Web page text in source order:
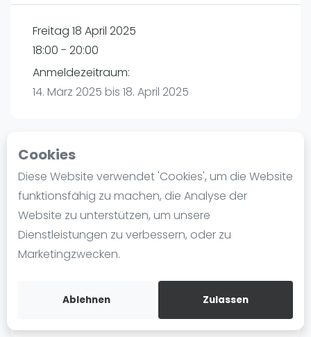
Cookies
Diese Website verwendet 'Cookies', um die Website
funktionsfähig zu machen, die Analyse der
Website zu unterstützen, um unsere
Dienstleistungen zu verbessern, oder zu
Marketingzwecken.
Ablehnen Zulassen
Ranking
Männer
Frauen
Blog
Die Geschichte von Padel
Regeln und Punktzählung
Padel Schläge
Video
Freitag 18 April 2025
18:00 - 20:00
Anmeldezeitraum:
14. März 2025 bis 18. April 2025
Playtomic (Abgesagt))
Padelon Karlsruhe | Eggenstein-
Leopoldshafen
Am Hardtwald 3
76344Eggenstein-Leopoldshafen
playtomic.io